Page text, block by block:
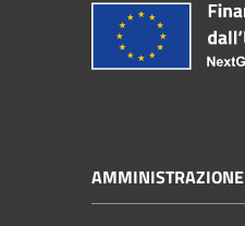
AMMINISTRAZIONE